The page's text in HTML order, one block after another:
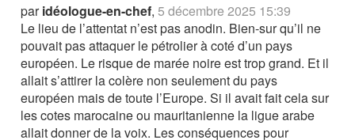
paridéologue-en-chef,5 décembre 2025 15:39
Le lieu de l’attentat n’est pas anodin. Bien-sur qu’il ne
pouvait pas attaquer le pétrolier à coté d’un pays
européen. Le risque de marée noire est trop grand. Et il
allait s’attirer la colère non seulement du pays
européen mais de toute l’Europe. Si il avait fait cela sur
les cotes marocaine ou mauritanienne la ligue arabe
allait donner de la voix. Les conséquences pour